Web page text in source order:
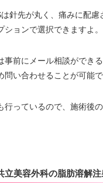
針先が丸く、痛みに配慮
ションで選択できますよ。
事前にメール相談ができ
問い合わせることが可能で
行っているので、施術後
立美容外科の脂肪溶解